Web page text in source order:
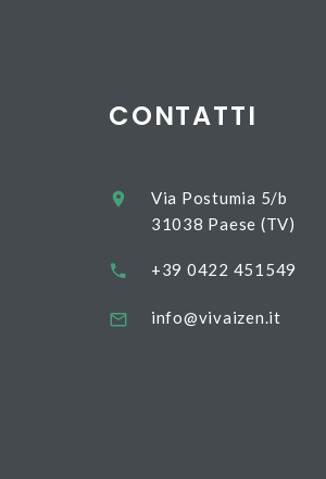
CONTATTI
Via Postumia 5/b
31038 Paese (TV)
+39 0422 451549
info@vivaizen.it